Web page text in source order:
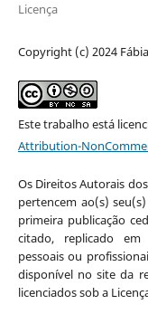
Licença
Copyright (c) 2024
Este trabalho está
Attribution-
Os Direitos Autorais
pertencem ao(s)
primeira publicação
citado, replicado
pessoais ou
disponível no site da
licenciados sob a